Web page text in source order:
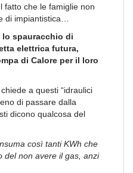
fatto che le famiglie non
di impiantistica…
lo spauracchio di
elettrica futura,
di Calore per il loro
a questi “idraulici
di passare dalla
dicono qualcosa del
così tanti KWh che
del non avere il gas, anzi